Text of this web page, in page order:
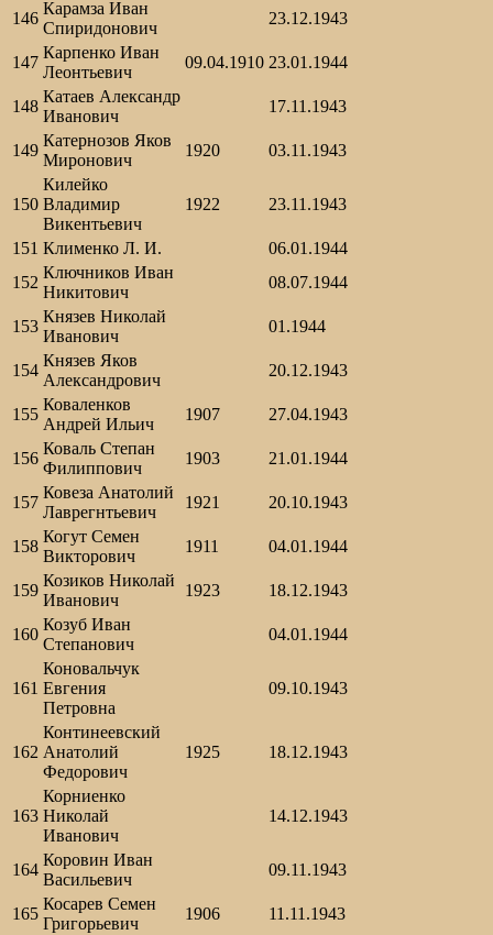
146
Карамза Иван
Спиридонович
23.12.1943
147
Карпенко Иван
Леонтьевич
09.04.1910 23.01.1944
148
Катаев Александр
Иванович
17.11.1943
149
Катернозов Яков
Миронович
1920 03.11.1943
150
Килейко
Владимир
Викентьевич
1922 23.11.1943
151 Клименко Л. И.
06.01.1944
152
Ключников Иван
Никитович
08.07.1944
153
Князев Николай
Иванович
01.1944
154
Князев Яков
Александрович
20.12.1943
155
Коваленков
Андрей Ильич
1907 27.04.1943
156
Коваль Степан
Филиппович
1903 21.01.1944
157
Ковеза Анатолий
Лаврегнтьевич
1921 20.10.1943
158
Когут Семен
Викторович
1911 04.01.1944
159
Козиков Николай
Иванович
1923 18.12.1943
160
Козуб Иван
Степанович
04.01.1944
161
Коновальчук
Евгения
Петровна
09.10.1943
162
Континеевский
Анатолий
Федорович
1925 18.12.1943
163
Корниенко
Николай
Иванович
14.12.1943
164
Коровин Иван
Васильевич
09.11.1943
165
Косарев Семен
Григорьевич
1906 11.11.1943